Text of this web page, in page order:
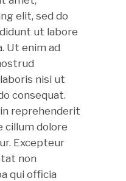
elit, sed do
ut labore
Ut enim ad
nisi ut
consequat.
reprehenderit
cillum dolore
Excepteur
non
qui officia